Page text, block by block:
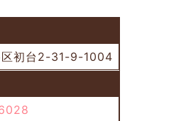
区初台2-31-9-1004